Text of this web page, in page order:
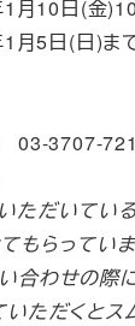
月10日(金)10
月5日(日)ま
03-3707-
ただいてい
もらっていま
合わせの際
いただくとス